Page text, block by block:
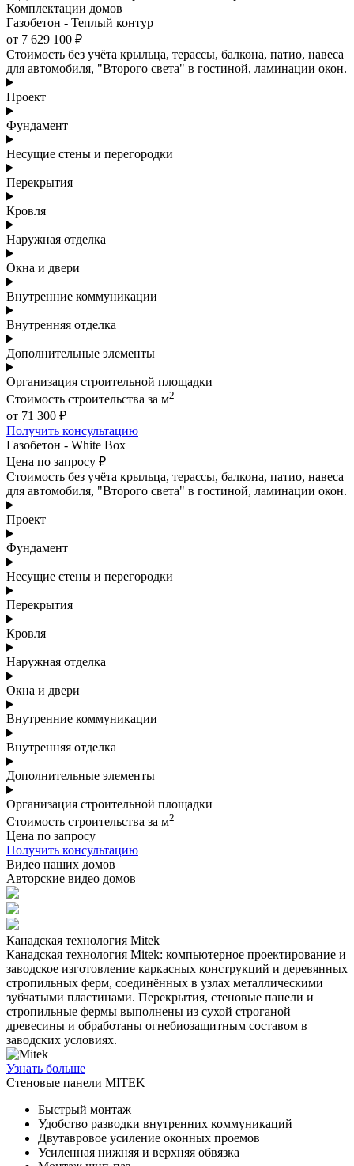
Комплектации домов
Газобетон - Теплый контур
от 7 629 100 ₽
Стоимость без учёта крыльца, терассы, балкона, патио, навеса
для автомобиля, "Второго света" в гостиной, ламинации окон.
Проект
Фундамент
Несущие стены и перегородки
Перекрытия
Кровля
Наружная отделка
Окна и двери
Внутренние коммуникации
Внутренняя отделка
Дополнительные элементы
Организация строительной площадки
Стоимость строительства за м2
от 71 300 ₽
Получить консультацию
Газобетон - White Box
Цена по запросу ₽
Стоимость без учёта крыльца, терассы, балкона, патио, навеса
для автомобиля, "Второго света" в гостиной, ламинации окон.
Проект
Фундамент
Несущие стены и перегородки
Перекрытия
Кровля
Наружная отделка
Окна и двери
Внутренние коммуникации
Внутренняя отделка
Дополнительные элементы
Организация строительной площадки
Стоимость строительства за м2
Цена по запросу
Получить консультацию
Видео наших домов
Авторские видео домов
Канадская технология Mitek
Канадская технология Mitek: компьютерное проектирование и
заводское изготовление каркасных конструкций и деревянных
стропильных ферм, соединённых в узлах металлическими
зубчатыми пластинами. Перекрытия, стеновые панели и
стропильные фермы выполнены из сухой строганой
древесины и обработаны огнебиозащитным составом в
заводских условиях.
Узнать больше
Стеновые панели MITEK
Быстрый монтаж
Удобство разводки внутренних коммуникаций
Двутавровое усиление оконных проемов
Усиленная нижняя и верхняя обвязка